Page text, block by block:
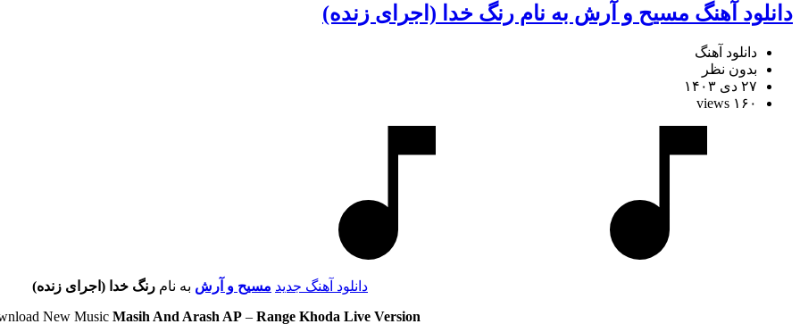
دانلود آهنگ مسیح و آرش به نام رنگ خدا (اجرای زنده)
دانلود آهنگ
بدون نظر
۲۷ دی ۱۴۰۳
۱۶۰ views
دانلود آهنگ جدید مسیح و آرش به نام رنگ خدا (اجرای زنده)
New Music Masih And Arash AP – Range Khoda Live Version